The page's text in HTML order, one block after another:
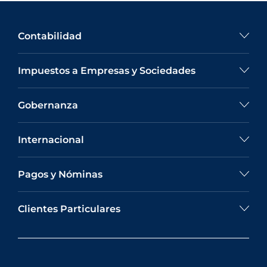
Contabilidad
Impuestos a Empresas y Sociedades
Gobernanza
Internacional
Pagos y Nóminas
Clientes Particulares